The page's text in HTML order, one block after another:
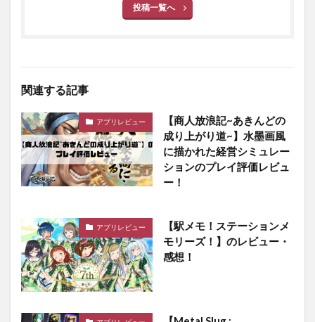
投稿一覧へ
関連する記事
アプリレビュー
【商人放浪記~あきんどの
成り上がり道~】水墨画風
に描かれた経営シミュレー
ションのプレイ評価レビュ
ー！
アプリレビュー
【駅メモ！ステーションメ
モリーズ！】のレビュー・
感想！